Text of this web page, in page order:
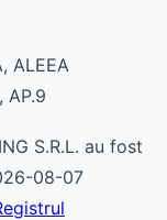
ALEEA
AP.9
S.R.L. au fost
08-07